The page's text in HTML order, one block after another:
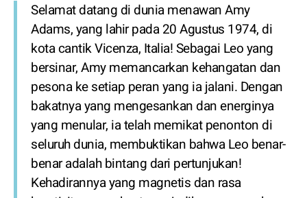
Selamat datang di dunia menawan Amy
Adams, yang lahir pada 20 Agustus 1974, di
kota cantik Vicenza, Italia! Sebagai Leo yang
bersinar, Amy memancarkan kehangatan dan
pesona ke setiap peran yang ia jalani. Dengan
bakatnya yang mengesankan dan energinya
yang menular, ia telah memikat penonton di
seluruh dunia, membuktikan bahwa Leo benar-
benar adalah bintang dari pertunjukan!
Kehadirannya yang magnetis dan rasa